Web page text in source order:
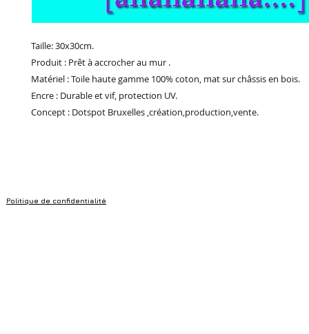
Taille: 30x30cm.
Produit : Prêt à accrocher au mur .
Matériel : Toile haute gamme 100% coton, mat sur châssis en bois.
Encre : Durable et vif, protection UV.
Concept : Dotspot Bruxelles ,création,production,vente.
Politique de confidentialité